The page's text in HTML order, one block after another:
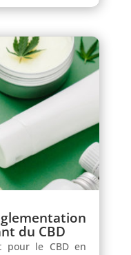
du CBD
pour le CBD en